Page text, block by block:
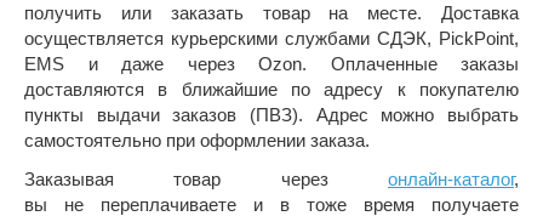
получить или заказать товар на месте. Доставка
осуществляется курьерскими службами СДЭК, PickPoint,
EMS и даже через Ozon. Оплаченные заказы
доставляются в ближайшие по адресу к покупателю
пункты выдачи заказов (ПВЗ). Адрес можно выбрать
самостоятельно при оформлении заказа.
Заказывая товар через онлайн-каталог,
вы не переплачиваете и в тоже время получаете